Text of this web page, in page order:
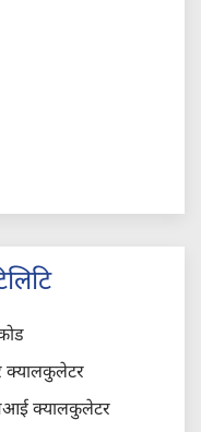
क्यालकुलेटर
क्यालकुलेटर